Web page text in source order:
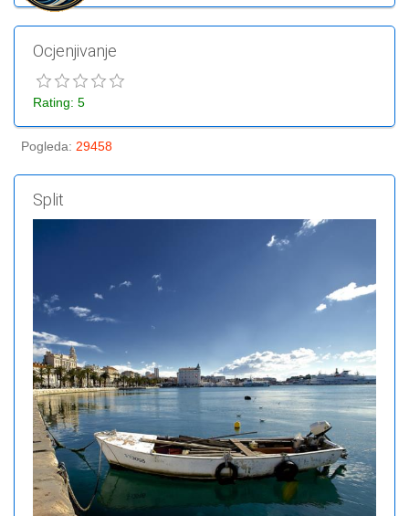
Ocjenjivanje
Rating: 5
Pogleda: 29458
Split